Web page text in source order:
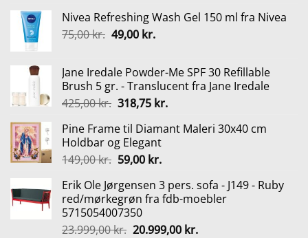
pris
var:
pris
Nivea Refreshing Wash Gel 150 ml fra Nivea
75,00kr. Den
var:
75,00 kr..
49,00 kr.Den
er:
49,00 kr..
Jane Iredale Powder-Me SPF 30 Refillable
Brush 5 gr. - Translucent fra Jane Iredale
425,00kr. Den
pris
var:
425,00 kr..
318,75 kr.Den
pris
Pine Frame til Diamant Maleri 30x40 cm
Holdbar og Elegant
149,00kr. Den
pris
var:
149,00 kr..
59,00 kr.Den
pris
er:
Erik Ole Jørgensen 3 pers. sofa - J149 - Ruby
red/mørkegrøn fra fdb-moebler
5715054007350
23.999,00kr. Den
20.999,00 kr.Den